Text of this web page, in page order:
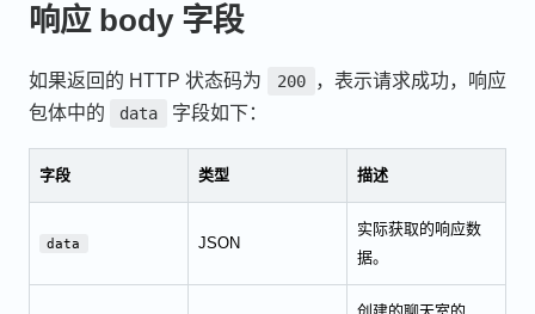
响应 body 字段
如果返回的 HTTP 状态码为 200
，表示请求成功，响应
包体中的
data 字段如下：
字段 类型 描述
data JSON
实际获取的响应数
据。